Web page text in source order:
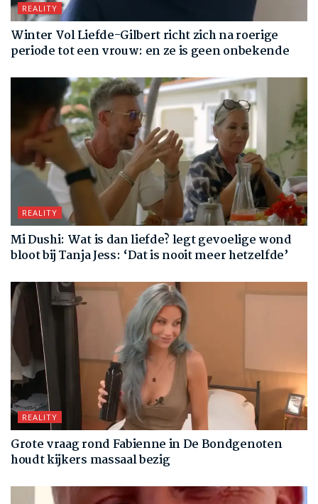
REALITY
Winter Vol Liefde-Gilbert richt zich na roerige
periode tot een vrouw: en ze is geen onbekende
REALITY
Mi Dushi: Wat is dan liefde? legt gevoelige wond
bloot bij Tanja Jess: ‘Dat is nooit meer hetzelfde’
REALITY
Grote vraag rond Fabienne in De Bondgenoten
houdt kijkers massaal bezig